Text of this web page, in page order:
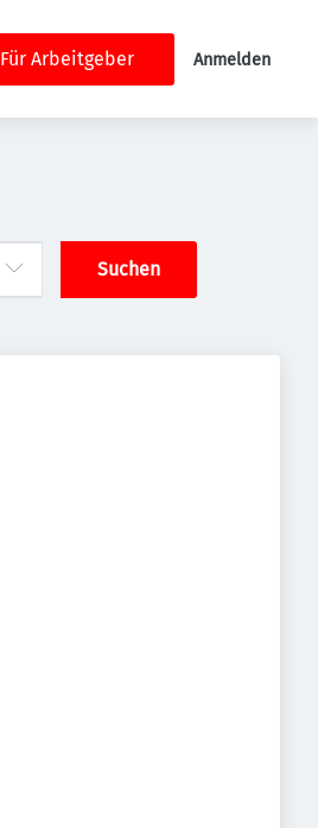
Für Arbeitgeber Anmelden
Suchen